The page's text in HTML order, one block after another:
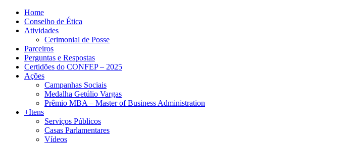
Home
Conselho de Ética
Atividades
Cerimonial de Posse
Parceiros
Perguntas e Respostas
Certidões do CONFEP – 2025
Ações
Campanhas Sociais
Medalha Getúlio Vargas
Prêmio MBA – Master of Business Administration
+Itens
Serviços Públicos
Casas Parlamentares
Vídeos